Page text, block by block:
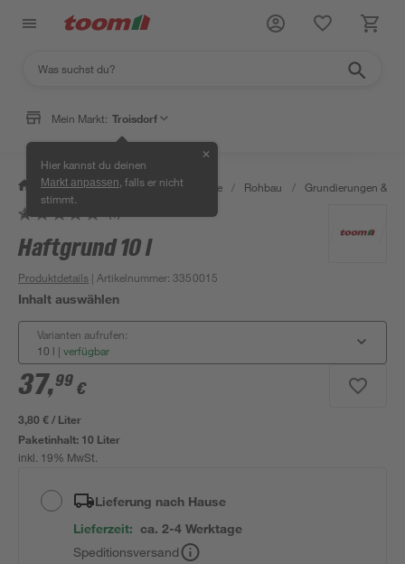
Mein Markt: Troisdorf
Hier kannst du deinen
Markt anpassen , falls er nicht
stimmt.
✕
/ Bauen & Renovieren / Baustoffe / Rohbau /
Grundierungen &
Haftgrund 10 l
Produktdetails | Artikelnummer:3350015
Inhalt auswählen
Varianten aufrufen:
10 l | verfügbar
37,99 €
3,80 € / Liter
Paketinhalt: 10 Liter
inkl. 19% MwSt.
Lieferung nach Hause
Lieferzeit: ca. 2-4 Werktage
Speditionsversand